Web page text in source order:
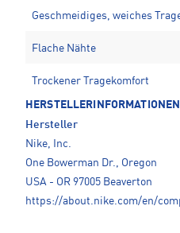
Geschmeidiges, weiches
Flache Nähte
Trockener Tragekomfort
HERSTELLERINFORMATIONEN
Hersteller
Nike, Inc.
One Bowerman Dr., Oregon
USA - OR 97005 Beaverton
https://about.nike.com/en/